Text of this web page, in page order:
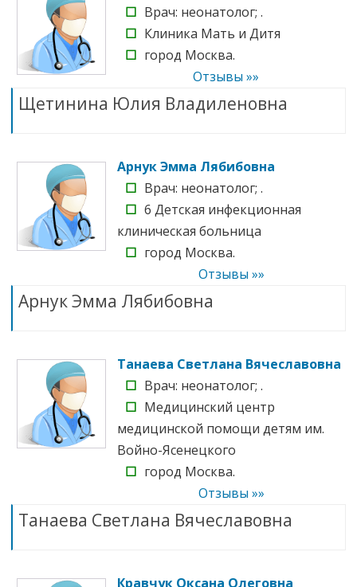
☐ Врач: неонатолог; .
☐ Клиника Мать и Дитя
☐ город Москва.
Отзывы »»
Щетинина Юлия Владиленовна
Арнук Эмма Лябибовна
☐ Врач: неонатолог; .
☐ 6 Детская инфекционная
клиническая больница
☐ город Москва.
Отзывы »»
Арнук Эмма Лябибовна
Танаева Светлана Вячеславовна
☐ Врач: неонатолог; .
☐ Медицинский центр
медицинской помощи детям им.
Войно-Ясенецкого
☐ город Москва.
Отзывы »»
Танаева Светлана Вячеславовна
Кравчук Оксана Олеговна